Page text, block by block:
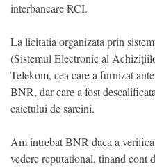
interbancare RCI.
La licitatia organizata prin
(Sistemul Electronic al
Telekom, cea care a furnizat
BNR, dar care a fost
caietului de sarcini.
Am intrebat BNR daca a
vedere reputational, tinand cont